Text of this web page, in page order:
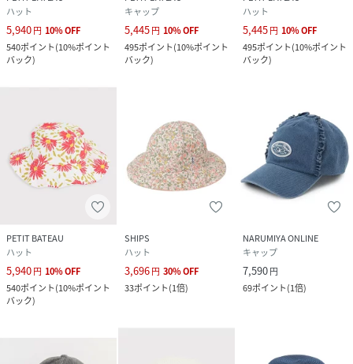
ハット
5,940円 10%OFF
540ポイント(10%ポイント
バック)
キャップ
5,445円 10%OFF
495ポイント(10%ポイント
バック)
ハット
5,445円 10%OFF
495ポイント(10%ポイント
バック)
PETIT BATEAU
ハット
5,940円 10%OFF
540ポイント(10%ポイント
バック)
SHIPS
ハット
3,696円 30%OFF
33ポイント(1倍)
NARUMIYA ONLINE
キャップ
7,590円
69ポイント(1倍)